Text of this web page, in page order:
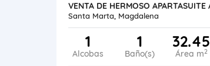
Santa Marta, Magdalena
1
Alcobas
1
Baño(s)
32.45
Área m2